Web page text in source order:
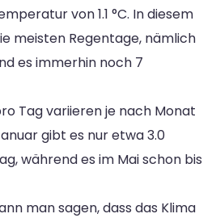
von 1.1 °C. In diesem
meisten Regentage, nämlich
es immerhin noch 7
Tag variieren je nach Monat
gibt es nur etwa 3.0
während es im Mai schon bis
man sagen, dass das Klima